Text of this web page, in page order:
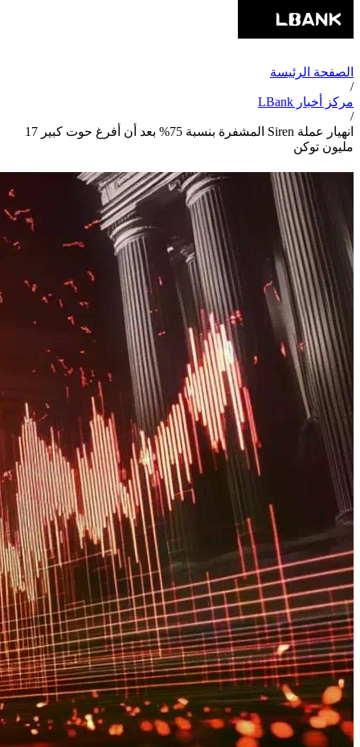
الصفحة الرئيسة
/
مركز أخبار LBank
/
انهيار عملة Siren المشفرة بنسبة 75% بعد أن أفرغ حوت كبير 17
مليون توكن